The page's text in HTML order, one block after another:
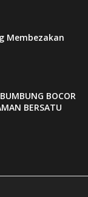
Membezakan
BOCOR
BERSATU